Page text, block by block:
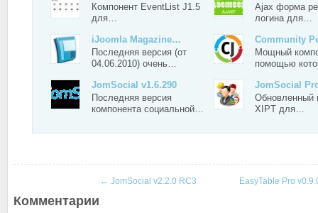
Компонент EventList J1.5
для…
Ajax форма
логина для…
iJoomla Magazine…
Последняя версия (от
04.06.2010) очень…
Community
Мощный
помощью
JomSocial v1.6.290
Последняя версия
компонента социальной…
JomSocial
Обновленный
XIPT для…
← JomSocial v2.2.0 RC3 EasyTable Pro
Комментарии